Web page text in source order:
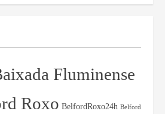
Fluminense
Roxo BelfordRoxo24h Belford